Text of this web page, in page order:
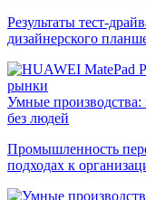
Результаты тест-
дизайнерского
рынки
Умные производства:
без людей
Промышленность
подходах к